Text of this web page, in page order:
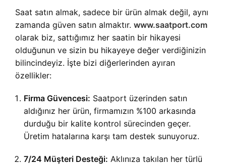
Saat satın almak, sadece bir ürün almak değil, aynı
zamanda güven satın almaktır. www.saatport.com
olarak biz, sattığımız her saatin bir hikayesi
olduğunun ve sizin bu hikayeye değer verdiğinizin
bilincindeyiz. İşte bizi diğerlerinden ayıran
özellikler:
Firma Güvencesi: Saatport üzerinden satın
aldığınız her ürün, firmamızın %100 arkasında
durduğu bir kalite kontrol sürecinden geçer.
Üretim hatalarına karşı tam destek sunuyoruz.
7/24 Müşteri Desteği: Aklınıza takılan her türlü